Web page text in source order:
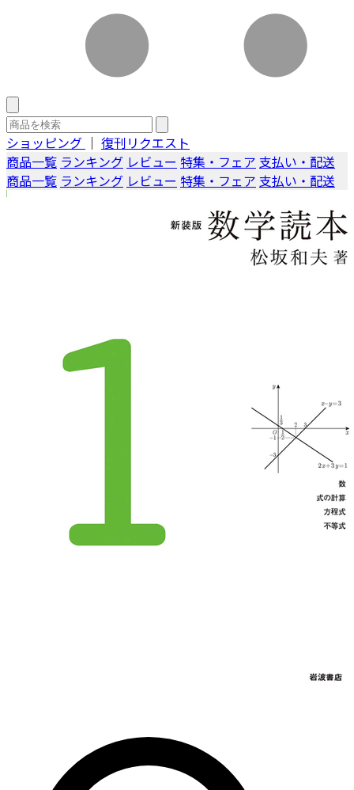
ショッピング ｜ 復刊リクエスト
商品一覧 ランキング レビュー 特集・フェア 支払い・配送
商品一覧 ランキング レビュー 特集・フェア 支払い・配送